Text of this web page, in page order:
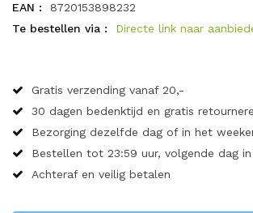
EAN :
8720153898232
Te bestellen via :
Directe link naar
Gratis verzending vanaf 20,-
30 dagen bedenktijd en gratis
Bezorging dezelfde dag of in het
Bestellen tot 23:59 uur, volgende dag in
Achteraf en veilig betalen